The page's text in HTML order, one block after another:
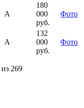
А
180
000
руб.
Фото
А
132
000
руб.
Фото
из 269